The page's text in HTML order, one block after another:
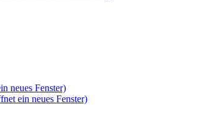
neues Fenster)
ein neues Fenster)